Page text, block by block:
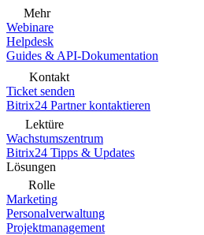
Mehr
Webinare
Helpdesk
Guides & API-Dokumentation
Kontakt
Ticket senden
Bitrix24 Partner kontaktieren
Lektüre
Wachstumszentrum
Bitrix24 Tipps & Updates
Lösungen
Rolle
Marketing
Personalverwaltung
Projektmanagement